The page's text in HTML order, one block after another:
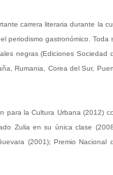
carrera literaria durante la
periodismo gastronómico. Toda
negras (Ediciones Sociedad
Rumania, Corea del Sur,
para la Cultura Urbana (2012)
Zulia en su única clase
(2001); Premio Nacional